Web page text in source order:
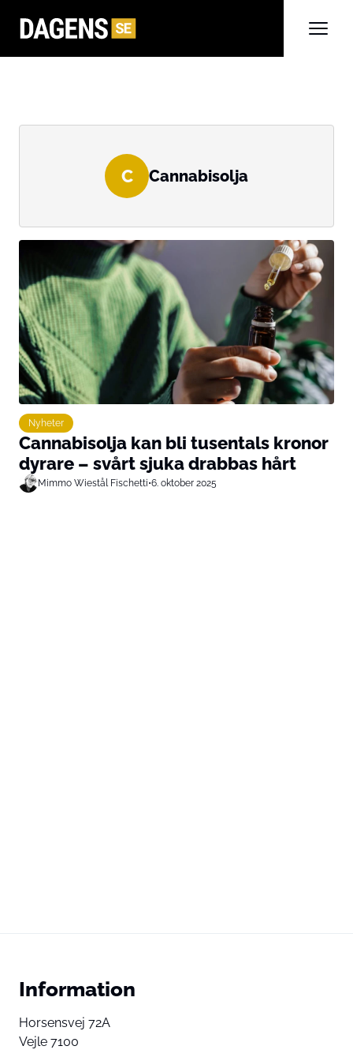
C Cannabisolja
Nyheter
Cannabisolja kan bli tusentals kronor
dyrare – svårt sjuka drabbas hårt
Mimmo Wiestål Fischetti•6. oktober 2025
Information
Horsensvej 72A
Vejle 7100